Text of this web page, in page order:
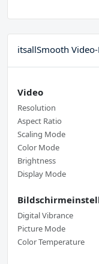
itsallSmooth
Video
Resolution
Aspect Ratio
Scaling Mode
Color Mode
Brightness
Display Mode
Digital Vibrance
Picture Mode
Color Temperature